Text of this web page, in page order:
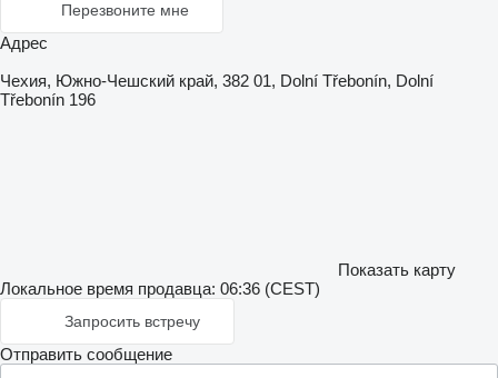
Перезвоните мне
Адрес
Чехия, Южно-Чешский край, 382 01, Dolní Třebonín, Dolní
Třebonín 196
Показать карту
Локальное время продавца: 06:36 (CEST)
Запросить встречу
Отправить сообщение